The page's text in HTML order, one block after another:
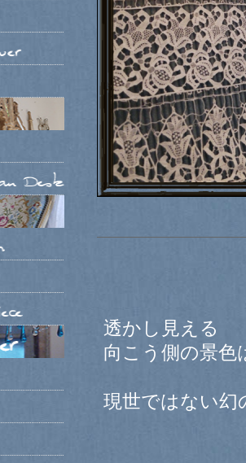
透かし見える
向こう側の景色
現世ではない